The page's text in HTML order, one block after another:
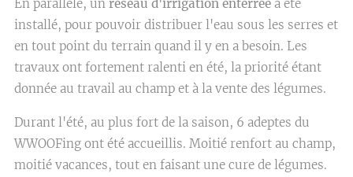
En parallèle, un réseau d'irrigation enterrée a été
installé, pour pouvoir distribuer l'eau sous les serres et
en tout point du terrain quand il y en a besoin. Les
travaux ont fortement ralenti en été, la priorité étant
donnée au travail au champ et à la vente des légumes.
Durant l'été, au plus fort de la saison, 6 adeptes du
WWOOFing ont été accueillis. Moitié renfort au champ,
moitié vacances, tout en faisant une cure de légumes.